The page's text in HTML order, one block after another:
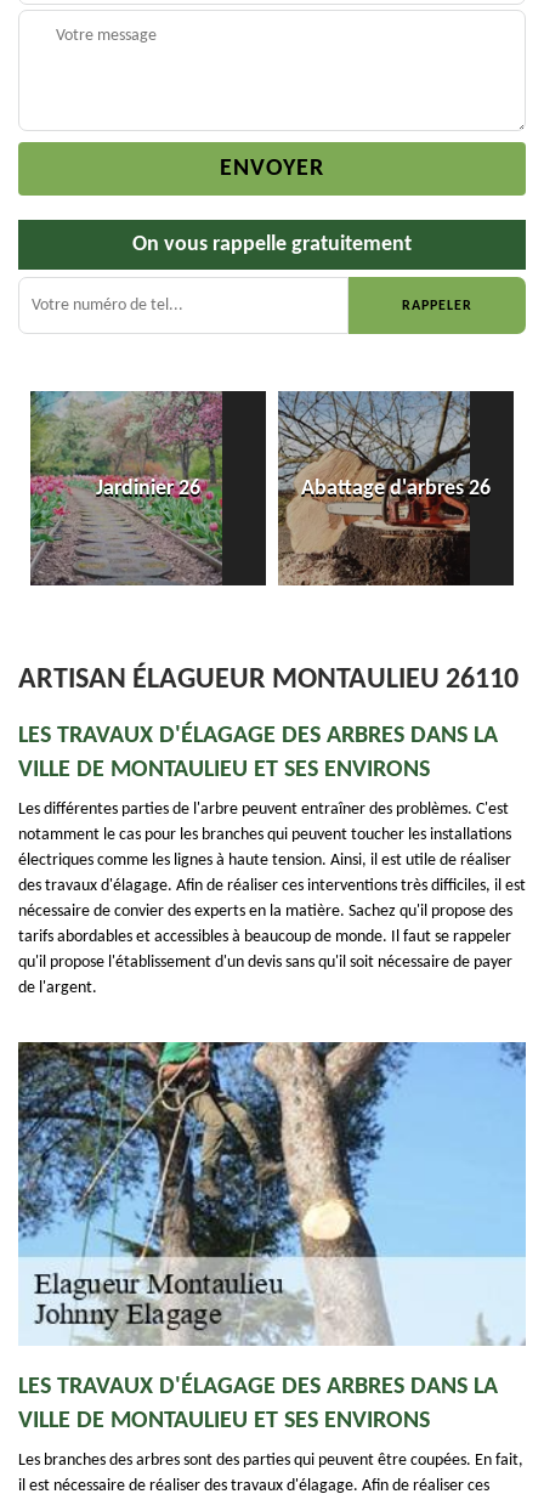
On vous rappelle gratuitement
Jardinier 26 Abattage d'arbres 26
ARTISAN ÉLAGUEUR MONTAULIEU 26110
LES TRAVAUX D'ÉLAGAGE DES ARBRES DANS LA
VILLE DE MONTAULIEU ET SES ENVIRONS
Les différentes parties de l'arbre peuvent entraîner des problèmes. C'est
notamment le cas pour les branches qui peuvent toucher les installations
électriques comme les lignes à haute tension. Ainsi, il est utile de réaliser
des travaux d'élagage. Afin de réaliser ces interventions très difficiles, il est
nécessaire de convier des experts en la matière. Sachez qu'il propose des
tarifs abordables et accessibles à beaucoup de monde. Il faut se rappeler
qu'il propose l'établissement d'un devis sans qu'il soit nécessaire de payer
de l'argent.
LES TRAVAUX D'ÉLAGAGE DES ARBRES DANS LA
VILLE DE MONTAULIEU ET SES ENVIRONS
Les branches des arbres sont des parties qui peuvent être coupées. En fait,
il est nécessaire de réaliser des travaux d'élagage. Afin de réaliser ces